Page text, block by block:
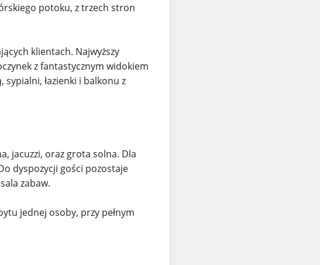
potoku, z trzech stron
klientach. Najwyższy
z fantastycznym widokiem
sypialni, łazienki i balkonu z
jacuzzi, oraz grota solna. Dla
dyspozycji gości pozostaje
zabaw.
jednej osoby, przy pełnym